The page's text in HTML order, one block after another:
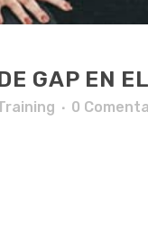
GAP EN
0